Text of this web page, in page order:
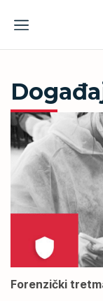
content
Forenzički